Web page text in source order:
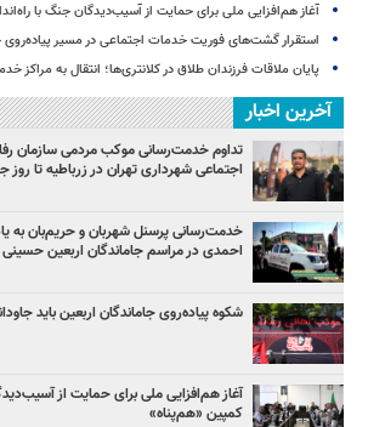
آغاز هم‌افزایی ملی برای حمایت از آسیب‌دیدگان جنگ با
استقرار گشت‌های فوریت خدمات اجتماعی در مسیر پیاده‌روی
پایان ملاقات فرزندان طلاق در کلانتری‌ها؛ انتقال به مراکز
آخرین اخبار
تداوم خدمت‌رسانی موکب مردمی سازمان
اجتماعی شهرداری تهران در زرباطیه تا روز جمعه ۱۶
خدمت‌رسانی پرسنل شهربان و حریم‌بان
احمدی در مراسم جاماندگان اربعین حسینی
شکوه پیاده‌روی جاماندگان اربعین باید
آغاز هم‌افزایی ملی برای حمایت از
کمپین «هم‌پناه»